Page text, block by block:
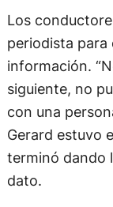
Los
periodista para
información.
siguiente, no
con una
Gerard estuvo
terminó dando
dato.